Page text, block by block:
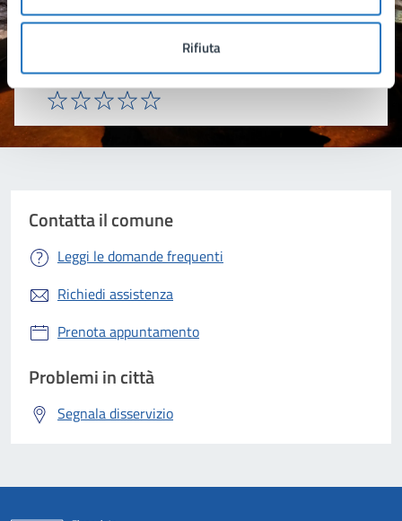
Rifiuta
Quanto sono chiare le informazioni su questa
Valuta 5 stelle su 5
Valuta 4 stelle su 5
Valuta 3 stelle su 5
Valuta 2 stelle su 5
Valuta 1 stelle su 5
Contatta il comune
Leggi le domande frequenti
Richiedi assistenza
Prenota appuntamento
Problemi in città
Segnala disservizio